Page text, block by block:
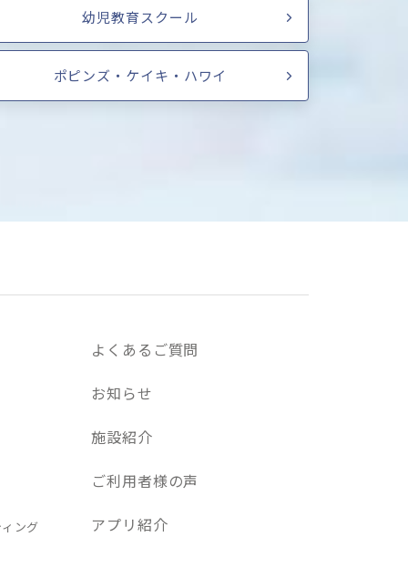
幼児教育スクール
ポピンズ・ケイキ・ハワイ
ング
よくあるご質問
お知らせ
施設紹介
ご利用者様の声
アプリ紹介